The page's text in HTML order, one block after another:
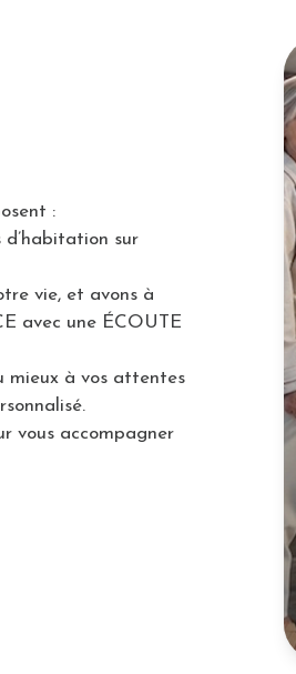
:
sur
vie, et avons à
avec une ÉCOUTE
mieux à vos attentes
vous accompagner